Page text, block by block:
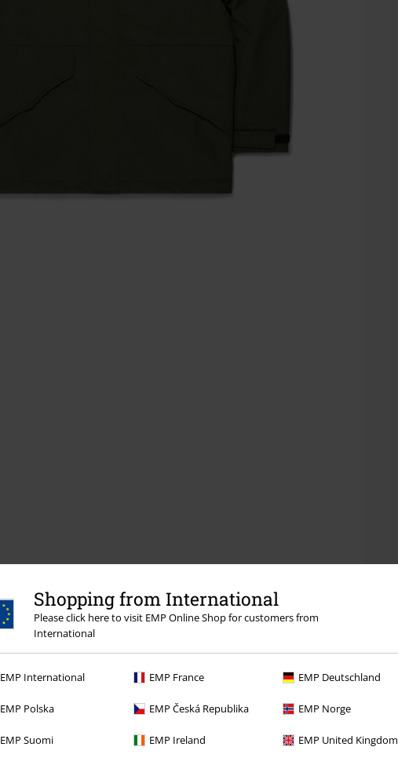
Shopping from International
Please click here to visit EMP Online Shop for customers from
International
EMP International EMP France EMP Deutschland
EMP Polska EMP Česká Republika EMP Norge
EMP Suomi EMP Ireland EMP United Kingdom